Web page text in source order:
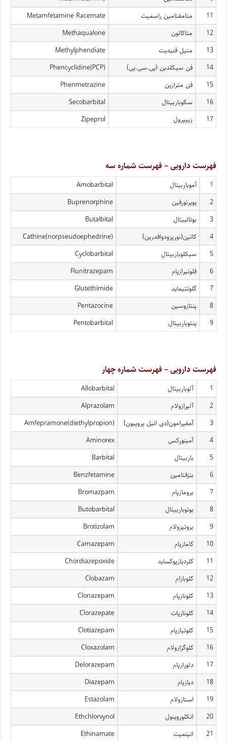
11
متامفتامین راسمیت
Metamfetamine Racemate
12
متاکالون
Methaqualone
13
متیل فنیدیت
Methylphendiate
14
فن سیکلدین (پی.سی.پی)
Phencyclidine(PCP)
15
فن مترازین
Phenmetrazine
16
سکوباربیتال
Secobarbital
17
زیپپرول Zipeprol
فهرست دارویی – فهرست شماره سه
1 آموباربیتال
Amobarbital
2
یوپرنورفین
Buprenorphine
3
بوتالبیتال
Butalbital
4
کاتین(نورپزودوافدرین)
Cathine(norpseudoephedrine)
5
سیکلوباربیتال
Cyclobarbital
6
فلونیرازپام
Flunitrazepam
7
گلوتتیماید
Glutethimide
8
پنتازوسین
Pentazocine
9
پنتوباربیتال Pentobarbital
فهرست دارویی – فهرست شماره چهار
1 آلوباربیتال
Allobarbital
2
آلپرازولام
Alprazolam
3
آمفپرامون(دی اتیل پروپیون)
Amfepramone(diethylpropion)
4
آمینورکس
Aminorex
5
باربیتال
Barbital
6
بنزفتامین
Benzfetamine
7
برومازپام
Bromazpam
8
بوتوباربیتال
Butobarbital
9
بروتیزولام
Brotizolam
10
کامازپام
Camazepam
11
کلردیازپوکساید
Chordiazepoxide
12
کلوبازام
Clobazam
13
کلونازپام
Clonazepam
14
کلونازپات
Clorazepate
15
کلوتیازپام
Clotiazepam
16
کلوگزازولام
Cloxazolam
17
دلورازپام
Delorazepam
18
دیازپام
Diazepam
19
استازولام
Estazolam
20
اتکلوروینول
Ethchlorvynol
21
اتینمیت
Ethinamate